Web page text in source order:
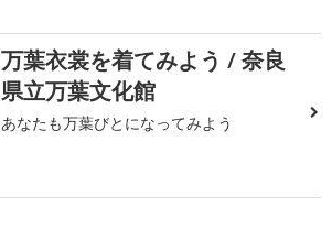
万葉衣裳を着てみよう / 奈良
県立万葉文化館
あなたも万葉びとになってみよう